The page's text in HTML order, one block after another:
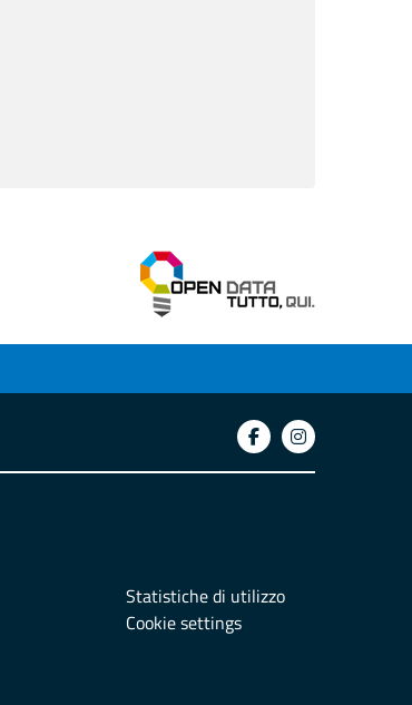
Statistiche di utilizzo
Cookie settings